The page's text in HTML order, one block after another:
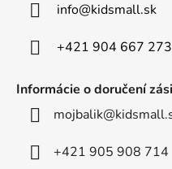
info@kidsmall.sk
+421 904 667 273
Informácie o doručení
+421 905 908 714